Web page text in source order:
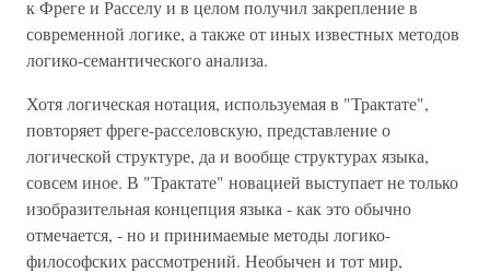
к Фреге и Расселу и в целом получил закрепление в
современной логике, а также от иных известных методов
логико-семантического анализа.
Хотя логическая нотация, используемая в "Трактате",
повторяет фреге-расселовскую, представление о
логической структуре, да и вообще структурах языка,
совсем иное. В "Трактате" новацией выступает не только
изобразительная концепция языка - как это обычно
отмечается, - но и принимаемые методы логико-
философских рассмотрений. Необычен и тот мир,